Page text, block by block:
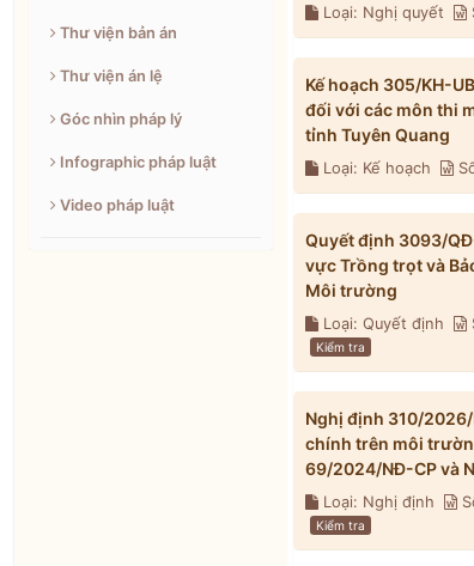
Thư viện bản án
Thư viện án lệ
Góc nhìn pháp lý
Infographic pháp luật
Video pháp luật
Loại: Nghị quyết
Kế hoạch 305/KH-
đối với các môn thi
tỉnh Tuyên Quang
Loại: Kế hoạch
Quyết định 3093/
vực Trồng trọt và
Môi trường
Loại: Quyết định
Kiểm tra
Nghị định 310/
chính trên môi
69/2024/NĐ-CP và
Loại: Nghị định
Kiểm tra